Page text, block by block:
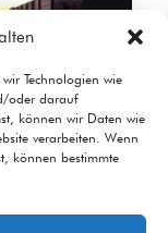
Technologien wie
oder darauf
können wir Daten wie
verarbeiten. Wenn
können bestimmte